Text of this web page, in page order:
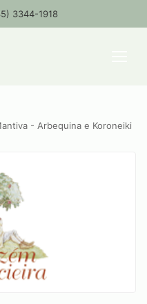
3344-1918
- Arbequina e Koroneiki